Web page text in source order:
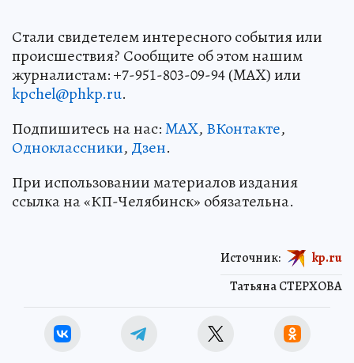
Стали свидетелем интересного события или
происшествия? Сообщите об этом нашим
журналистам: +7-951-803-09-94 (MAX) или
kpchel@phkp.ru.
Подпишитесь на нас:MAX, ВКонтакте,
Одноклассники, Дзен.
При использовании материалов издания
ссылка на «КП-Челябинск» обязательна.
Татьяна СТЕРХОВА
Источник: kp.ru